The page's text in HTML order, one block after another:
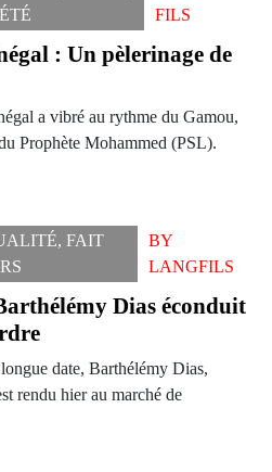
FILS
: Un pèlerinage de
a vibré au rythme du Gamou,
Prophète Mohammed (PSL).
,FAIT
BY
LANGFILS
Dias éconduit
date, Barthélémy Dias,
rendu hier au marché de